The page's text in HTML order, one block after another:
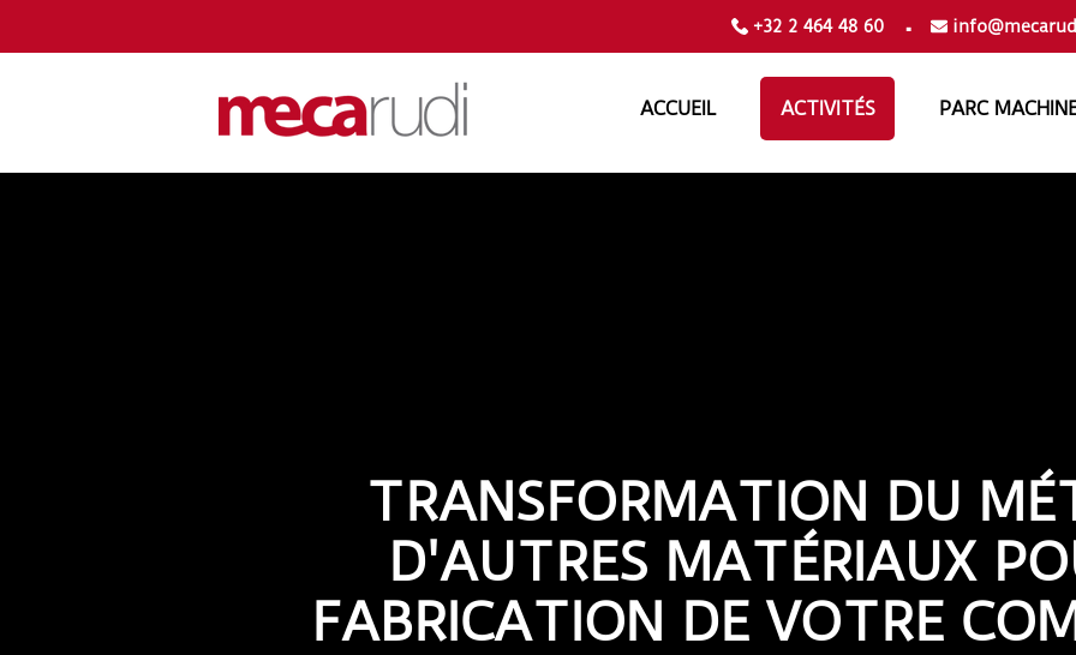
+32 2 464 48 60 .
ACCUEIL ACTIVITÉS PARC
TRANSFORMATION DU
D'AUTRES MATÉRIAUX
FABRICATION DE VOTRE